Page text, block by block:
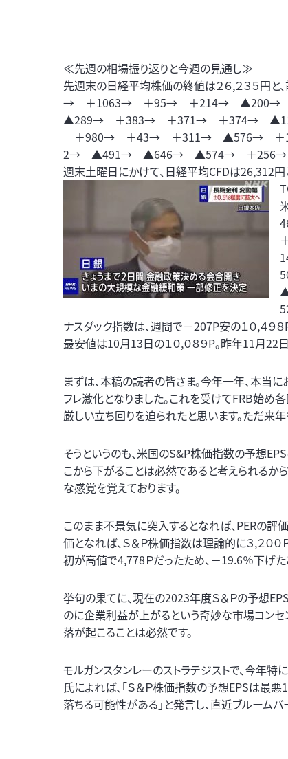
≪先週の相場振り返りと今週の見通し≫
先週末の日経平均株価の終値は２６,２
→ ＋1063→ ＋95→ ＋214→
▲289→ ＋383→ ＋371→ ＋374→
＋980→ ＋43→ ＋311→ ▲576→
2→ ▲491→ ▲646→ ▲574→ ＋256→ ＋
週末土曜日にかけて、日経平均CFDは26,312円と
ナスダック指数は、週間で－207P安の１０,４９
最安値は10月13日の１０,０８９P。昨年11月22
まずは、本稿の読者の皆さま。今年一年、本当
フレ激化となりました。これを受けてFRB始め
厳しい立ち回りを迫られたと思います。ただ来
そうというのも、米国のS&P株価指数の予想
こから下がることは必然であると考えられるか
な感覚を覚えております。
このまま不景気に突入するとなれば、PERの評
価となれば、Ｓ＆Ｐ株価指数は理論的に３,２０
初が高値で4,778Ｐだったため、－19.6％下げた
挙句の果てに、現在の2023年度Ｓ＆Ｐの予想
のに企業利益が上がるという奇妙な市場コンセ
落が起こることは必然です。
モルガンスタンレーのストラテジストで、今年特
氏によれば、「Ｓ＆Ｐ株価指数の予想EPSは最
落ちる可能性がある」と発言し、直近ブルームバ